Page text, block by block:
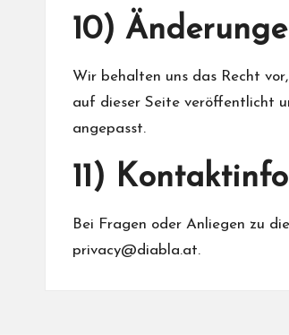
10)
Wir behalten uns das Recht
auf dieser Seite veröffentlicht
angepasst.
11)
Bei Fragen oder Anliegen zu
privacy@diabla.at.